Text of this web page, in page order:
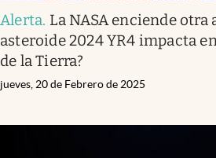
Alerta. La NASA enciende otra
asteroide 2024 YR4 impacta
de la Tierra?
jueves, 20 de Febrero de 2025